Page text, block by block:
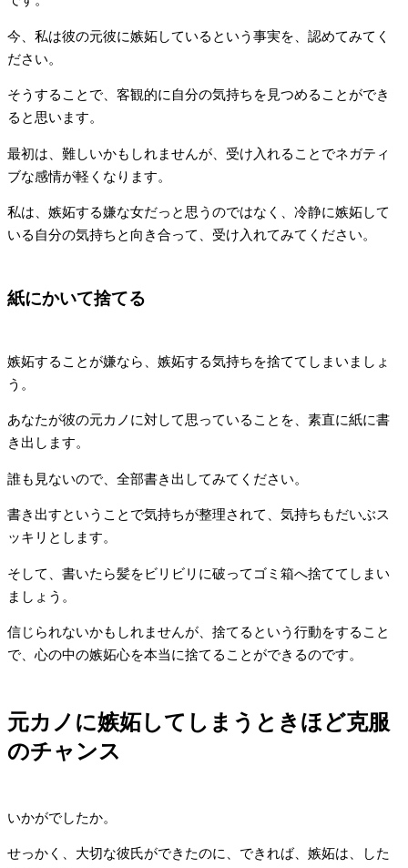
今、私は彼の元彼に嫉妬しているという事実を、認めてみてく
ださい。
そうすることで、客観的に自分の気持ちを見つめることができ
ると思います。
最初は、難しいかもしれませんが、受け入れることでネガティ
ブな感情が軽くなります。
私は、嫉妬する嫌な女だっと思うのではなく、冷静に嫉妬して
いる自分の気持ちと向き合って、受け入れてみてください。
紙にかいて捨てる
嫉妬することが嫌なら、嫉妬する気持ちを捨ててしまいましょ
う。
あなたが彼の元カノに対して思っていることを、素直に紙に書
き出します。
誰も見ないので、全部書き出してみてください。
書き出すということで気持ちが整理されて、気持ちもだいぶス
ッキリとします。
そして、書いたら髪をビリビリに破ってゴミ箱へ捨ててしまい
ましょう。
信じられないかもしれませんが、捨てるという行動をすること
で、心の中の嫉妬心を本当に捨てることができるのです。
元カノに嫉妬してしまうときほど克服
のチャンス
いかがでしたか。
せっかく、大切な彼氏ができたのに、できれば、嫉妬は、した